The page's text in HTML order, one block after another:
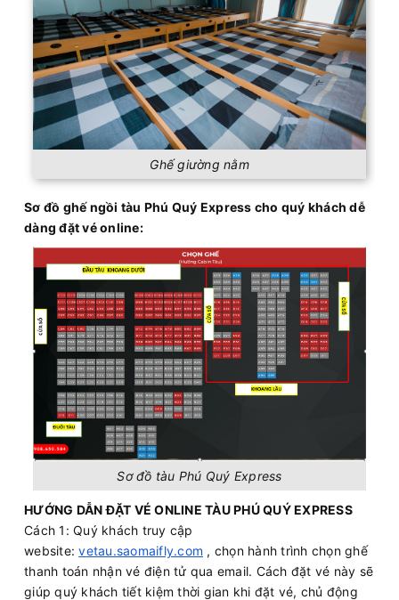
Ghế giường nằm
Sơ đồ ghế ngồi tàu Phú Quý Express cho quý khách dễ
dàng đặt vé online:
Sơ đồ tàu Phú Quý Express
HƯỚNG DẪN ĐẶT VÉ ONLINE TÀU PHÚ QUÝ EXPRESS
Cách 1: Quý khách truy cập
website:vetau.saomaifly.com , chọn hành trình chọn ghế
thanh toán nhận vé điện tử qua email. Cách đặt vé này sẽ
giúp quý khách tiết kiệm thời gian khi đặt vé, chủ động